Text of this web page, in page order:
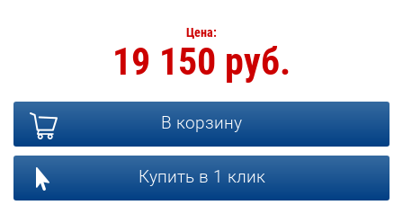
Цена:
19 150 руб.
В корзину
Купить в 1 клик